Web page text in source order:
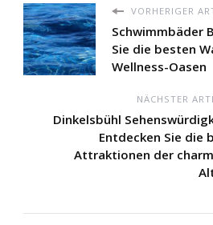
VORHERIGER
Schwimmbäder
Sie die besten
Wellness-Oasen
NÄCHSTER
Dinkelsbühl
Entdecken Sie die
Attraktionen der